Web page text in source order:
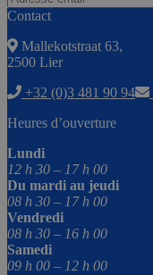
Contact
Mallekotstraat 63,
2500 Lier
+32 (0)3 481 90 94
Heures d’ouverture
Lundi
12 h 30 – 17 h 00
Du mardi au jeudi
08 h 30 – 17 h 00
Vendredi
08 h 30 – 16 h 00
Samedi
09 h 00 – 12 h 00